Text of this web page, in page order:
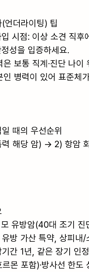
언더라이팅) 팁
시점: 이상 소견 직
성을 입증하세요.
보통 직계·진단 나
인 병력이 있어 표준체
때의 우선순위
력 해당 암) → 2) 항암
유방암(40대 조기 진
방 가산 특약, 상피내/
간 1년, 같은 장기 인
몬 포함)·방사선 한도